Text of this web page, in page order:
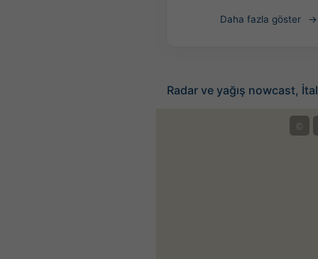
Daha fazla göster
Radar ve yağış nowcast,
©